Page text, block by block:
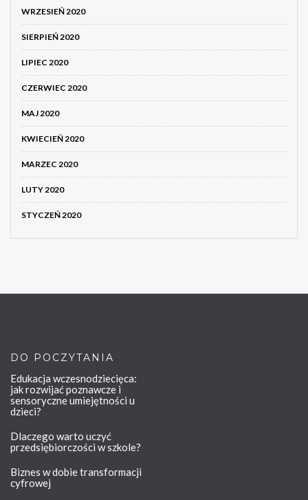
WRZESIEŃ 2020
SIERPIEŃ 2020
LIPIEC 2020
CZERWIEC 2020
MAJ 2020
KWIECIEŃ 2020
MARZEC 2020
LUTY 2020
STYCZEŃ 2020
DO POCZYTANIA
Edukacja wczesnodziecięca:
jak rozwijać poznawcze i
sensoryczne umiejętności u
dzieci?
Dlaczego warto uczyć
przedsiębiorczości w szkole?
Biznes w dobie transformacji
cyfrowej